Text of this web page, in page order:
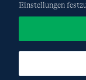
Einstellungen